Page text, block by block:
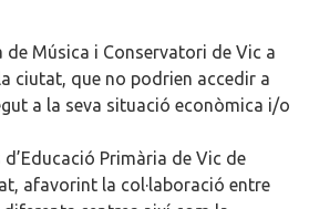
de Música i Conservatori de Vic a
ciutat, que no podrien accedir a
a la seva situació econòmica i/o
Primària de Vic de
afavorint la col·laboració entre